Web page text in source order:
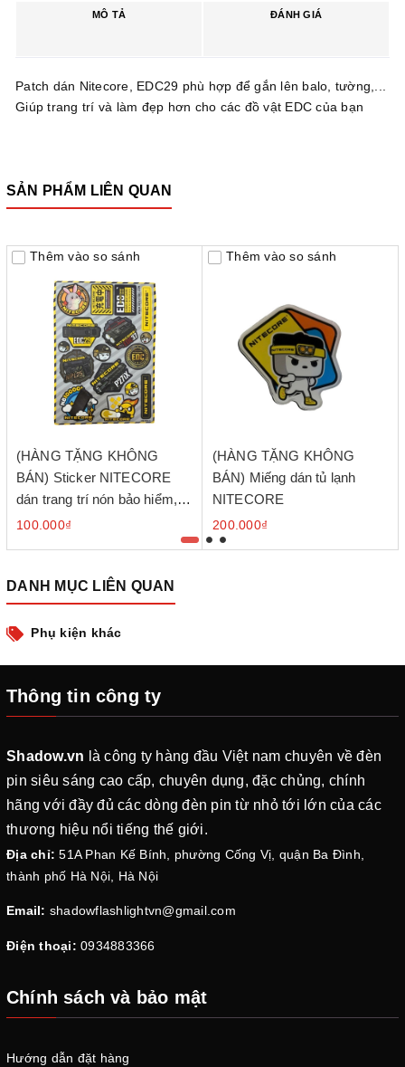
MÔ TẢ ĐÁNH GIÁ
Patch dán Nitecore, EDC29 phù hợp để gắn lên balo, tường,...
Giúp trang trí và làm đẹp hơn cho các đồ vật EDC của bạn
SẢN PHẨM LIÊN QUAN
Thêm vào so sánh
(HÀNG TẶNG KHÔNG
BÁN) Sticker NITECORE
dán trang trí nón bảo hiểm,
balo độc đáo
100.000₫
Thêm vào so sánh
(HÀNG TẶNG KHÔNG
BÁN) Miếng dán tủ lạnh
NITECORE
200.000₫
DANH MỤC LIÊN QUAN
Phụ kiện khác
Thông tin công ty
Shadow.vn là công ty hàng đầu Việt nam chuyên về đèn
pin siêu sáng cao cấp, chuyên dụng, đặc chủng, chính
hãng với đầy đủ các dòng đèn pin từ nhỏ tới lớn của các
thương hiệu nổi tiếng thế giới.
Địa chỉ: 51A Phan Kế Bính, phường Cống Vị, quận Ba Đình,
thành phố Hà Nội, Hà Nội
Email: shadowflashlightvn@gmail.com
Điện thoại: 0934883366
Chính sách và bảo mật
Hướng dẫn đặt hàng